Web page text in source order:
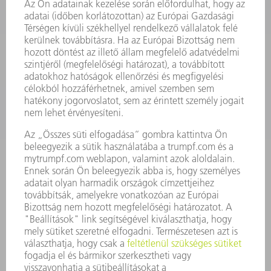
SMART FACTORY
SZOFTVER
SZOLGÁLTATÁSOK
ALKALMAZÁSOK
ÁGAZATOK
A VÁLLALAT
KARRIER
ÁLLÁSAJÁNLATOK
VÁLLALAT PROFIL
ÜGYVEZETÉS
ÜZLETI JELENTÉS
A VÁLLALAT ALAPELVEI
COMPLIANCE
BEJELENTŐ RENDSZER
BIZTONSÁG
SAJTÓKÖZLEMÉNYEK
MAGAZIN
FENNTARTHATÓSÁG
KÖRNYEZET & ÉGHAJLAT
SZOCIÁLIS ÜGYEK & TÁRSADALOM
VÁLLALATIRÁNYÍTÁS